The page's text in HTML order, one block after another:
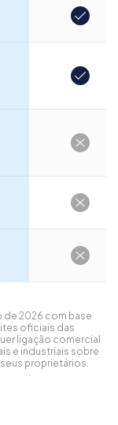
de 2026 com base
oficiais das
ligação comercial
e industriais sobre
proprietários.